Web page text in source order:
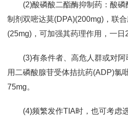
(2)酸磷酸二酯酶抑制药：酸
制剂双嘧达莫(DPA)(200mg)，联
(25mg)，可加强其药理作用，一日2
(3)有条件者、高危人群或对
用二磷酸腺苷受体拮抗药(ADP)氯
75mg。
(4)频繁发作TIA时，也可考虑